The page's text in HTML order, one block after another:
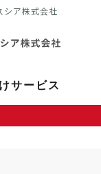
シア株式会社
サービス